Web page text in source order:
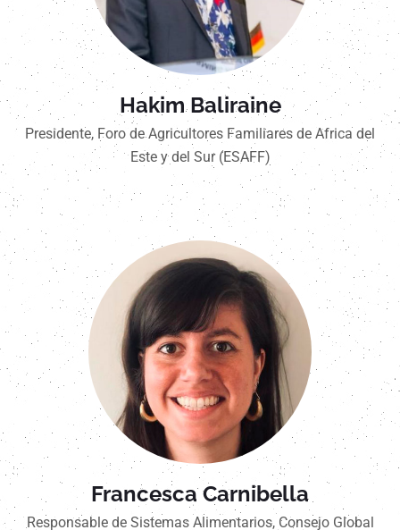
Hakim Baliraine
Presidente, Foro de Agricultores Familiares de Africa del
Este y del Sur (ESAFF)
Francesca Carnibella
Responsable de Sistemas Alimentarios, Consejo Global